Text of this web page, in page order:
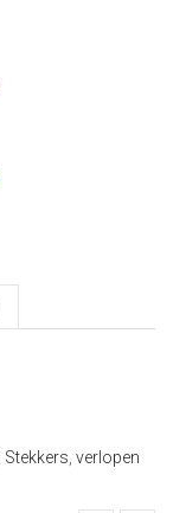
Stekkers verlopen